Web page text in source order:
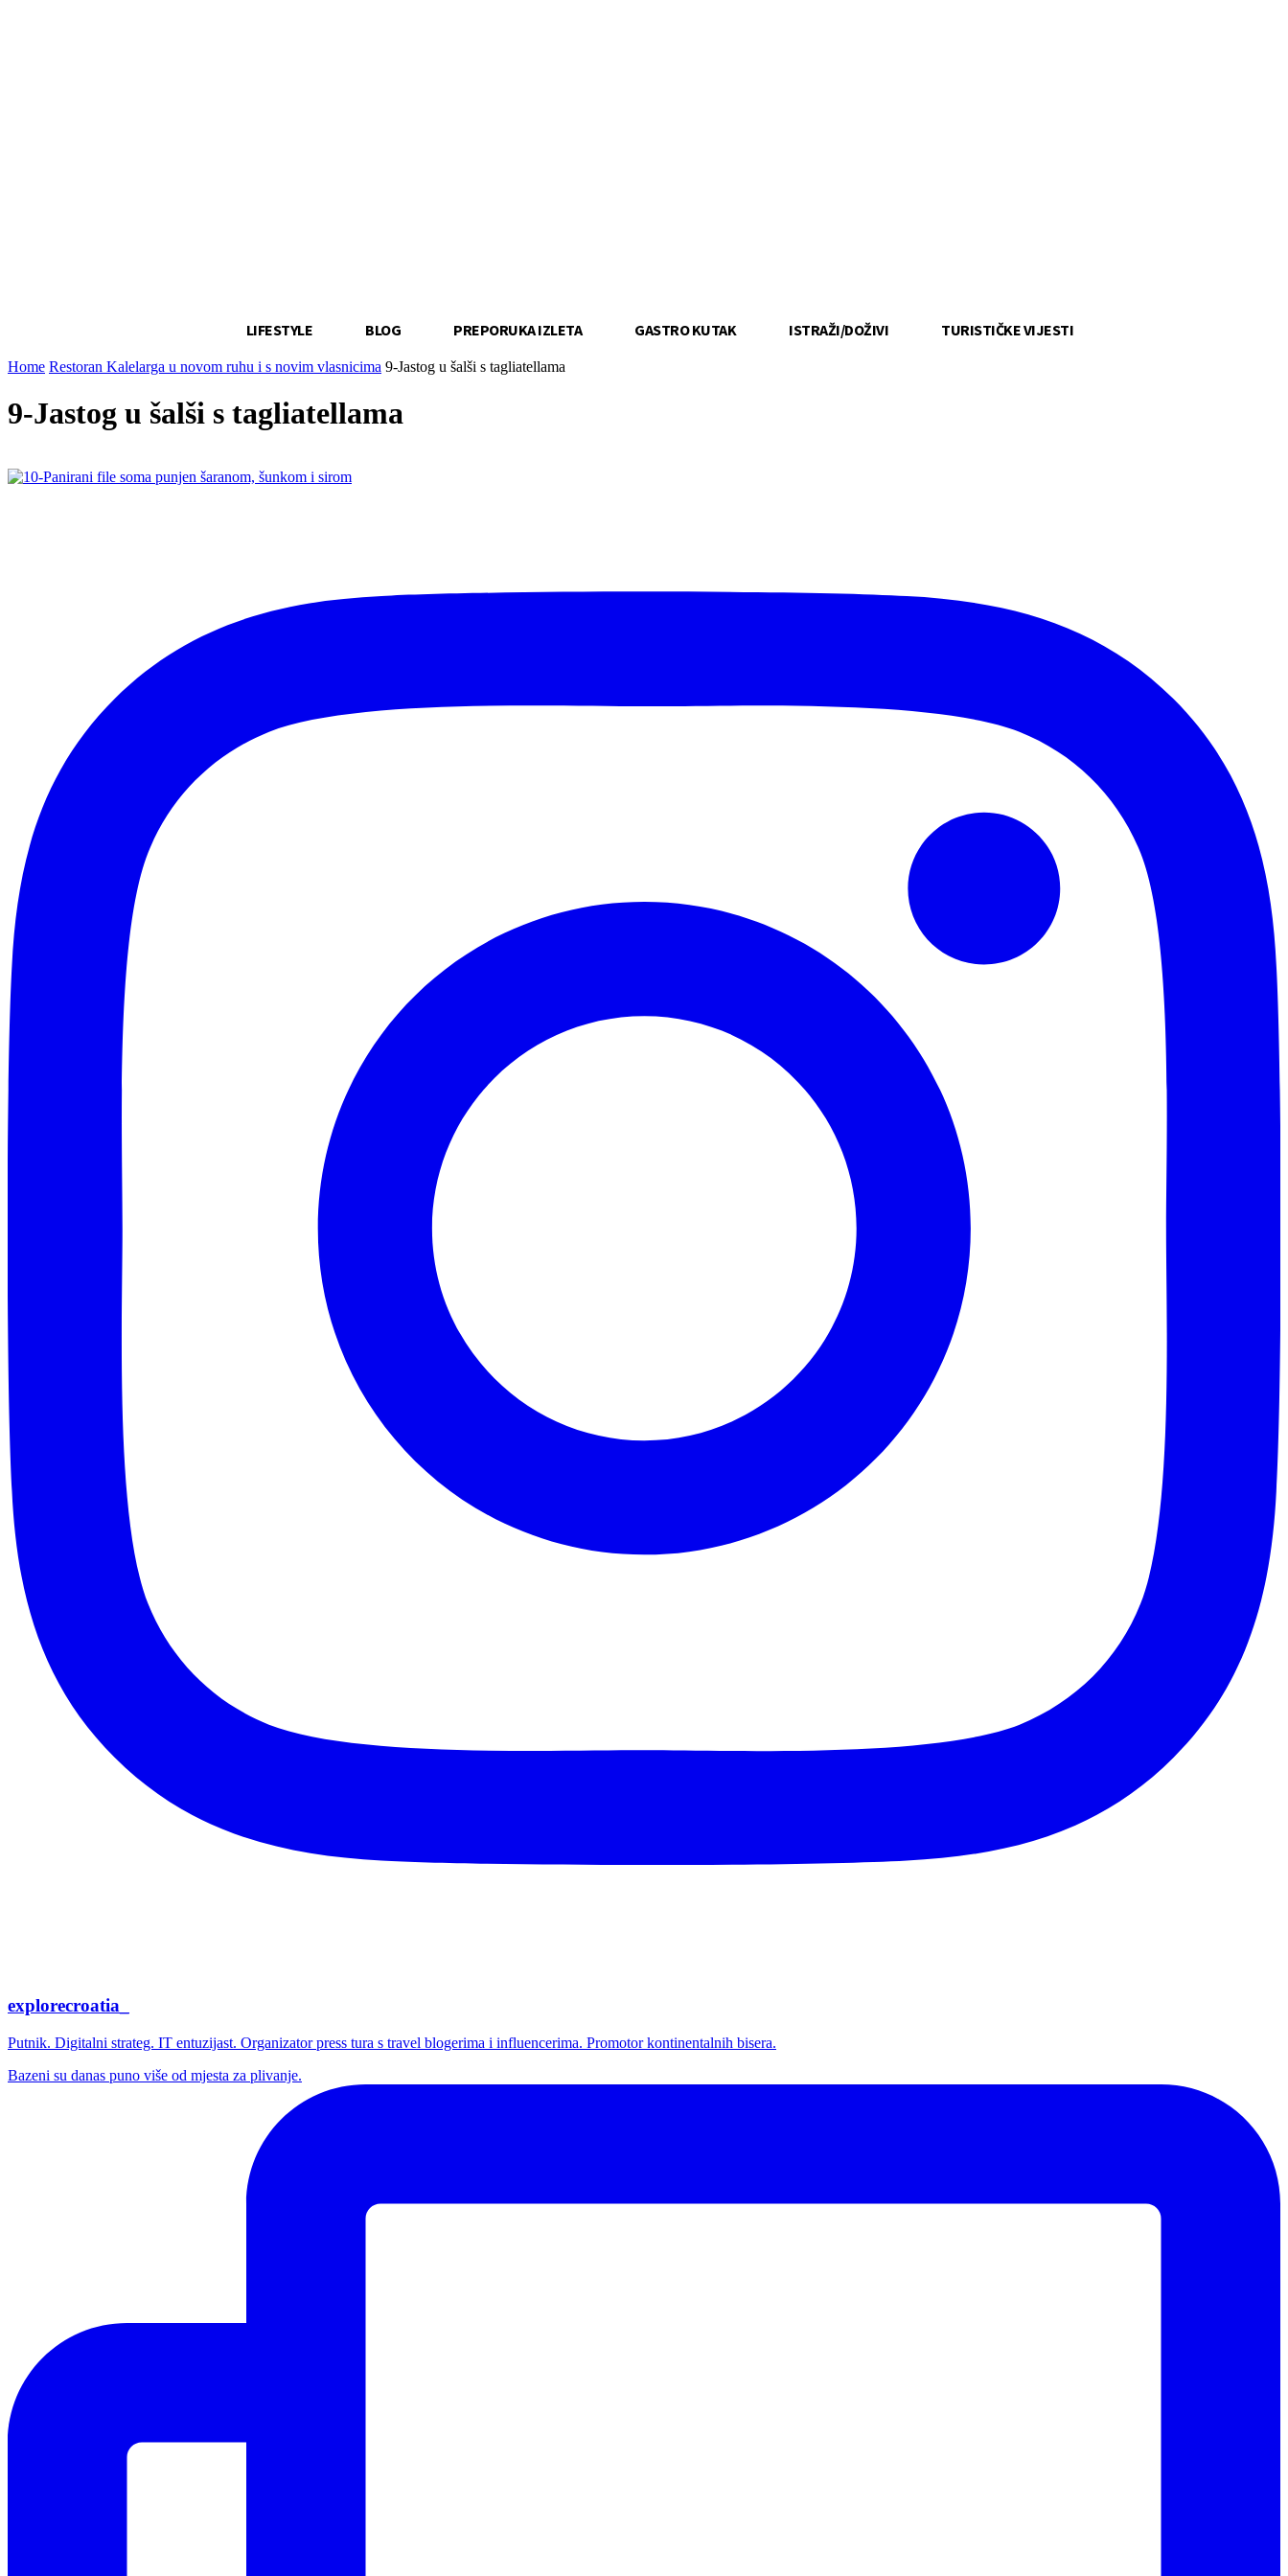
LIFESTYLE BLOG PREPORUKA IZLETA GASTRO KUTAK ISTRAŽI/DOŽIVI TURISTIČKE VIJESTI
Home Restoran Kalelarga u novom ruhu i s novim vlasnicima 9-Jastog u šalši s tagliatellama
9-Jastog u šalši s tagliatellama
explorecroatia_
Putnik. Digitalni strateg. IT entuzijast. Organizator press tura s travel blogerima i influencerima. Promotor kontinentalnih bisera.
Bazeni su danas puno više od mjesta za plivanje.